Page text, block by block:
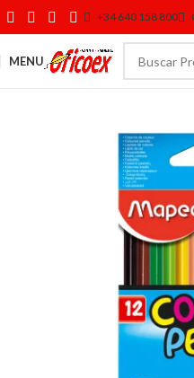
+34 640 158 800
MENU